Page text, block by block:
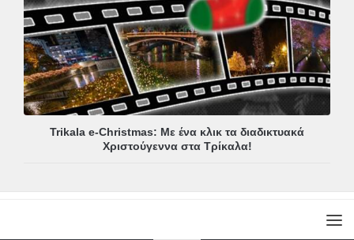
Trikala e-Christmas: Με ένα κλικ τα διαδικτυακά
Χριστούγεννα στα Τρίκαλα!